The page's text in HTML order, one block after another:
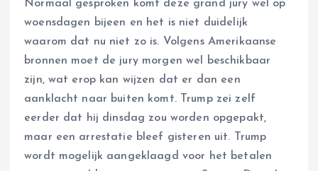
Normaal gesproken komt deze grand jury wel op
woensdagen bijeen en het is niet duidelijk
waarom dat nu niet zo is. Volgens Amerikaanse
bronnen moet de jury morgen wel beschikbaar
zijn, wat erop kan wijzen dat er dan een
aanklacht naar buiten komt. Trump zei zelf
eerder dat hij dinsdag zou worden opgepakt,
maar een arrestatie bleef gisteren uit. Trump
wordt mogelijk aangeklaagd voor het betalen